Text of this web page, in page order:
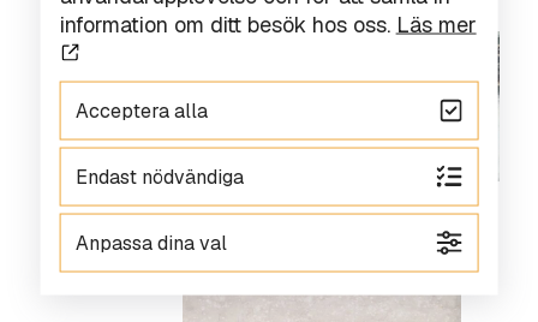
information om ditt besök hos oss. Läs mer
Acceptera alla
Endast nödvändiga
Anpassa dina val